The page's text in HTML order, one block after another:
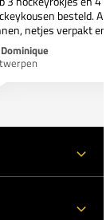
besteld.
netjes verpakt
Dominique